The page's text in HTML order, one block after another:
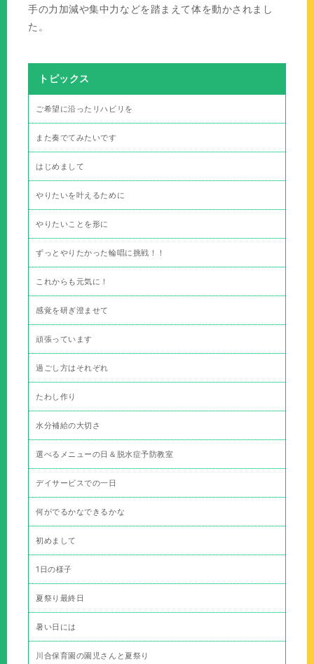
手の力加減や集中力などを踏まえて体を動かされまし
た。
トピックス
ご希望に沿ったリハビリを
また奏でてみたいです
はじめまして
やりたいを叶えるために
やりたいことを形に
ずっとやりたかった輪唱に挑戦！！
これからも元気に！
感覚を研ぎ澄ませて
頑張っています
過ごし方はそれぞれ
たわし作り
水分補給の大切さ
選べるメニューの日＆脱水症予防教室
デイサービスでの一日
何がでるかなできるかな
初めまして
1日の様子
夏祭り最終日
暑い日には
川合保育園の園児さんと夏祭り